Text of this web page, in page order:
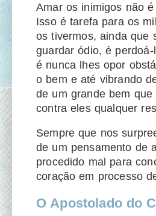
Amar os inimigos não
Isso é tarefa para os
os tivermos, ainda que
guardar ódio, é
é nunca lhes opor
o bem e até vibrando
de um grande bem
contra eles qualquer
Sempre que nos
de um pensamento de
procedido mal para
coração em processo
O Apostolado do